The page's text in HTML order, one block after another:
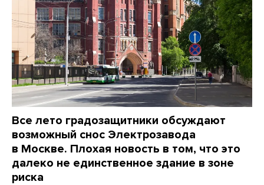
Все лето градозащитники обсуждают
возможный снос Электрозавода
в Москве. Плохая новость в том, что это
далеко не единственное здание в зоне
риска